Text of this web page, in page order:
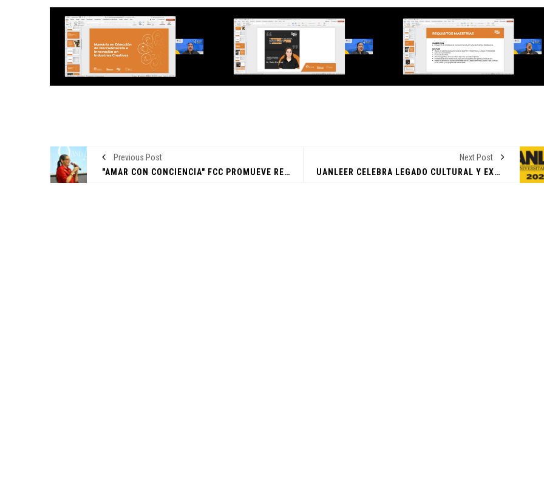
Previous Post
"AMAR CON CONCIENCIA" FCC PROMUEVE REFLEXIÓN SOBRE RELACIONES SANAS
Next Post
UANLEER CELEBRA LEGADO CULTURAL Y EXCELENCIA EDITORIAL
CANTERA
14 noviembre, 2022 14 noviembre, 2022